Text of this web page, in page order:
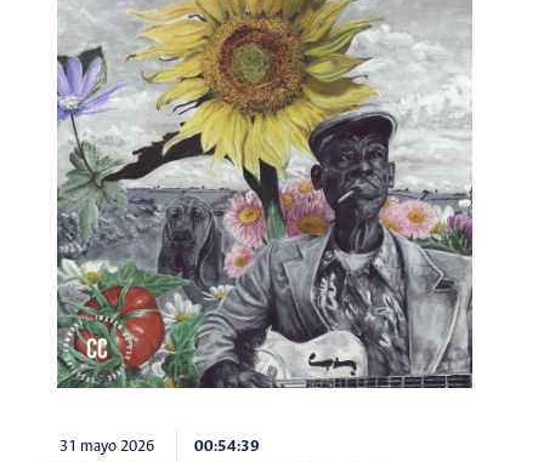
31 mayo 2026 00:54:39